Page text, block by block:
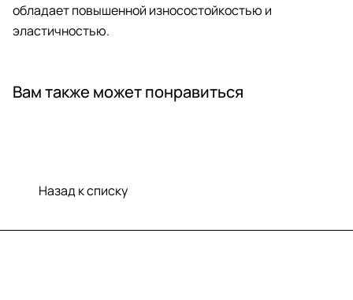
обладает повышенной износостойкостью и
эластичностью.
Вам также может понравиться
Назад к списку